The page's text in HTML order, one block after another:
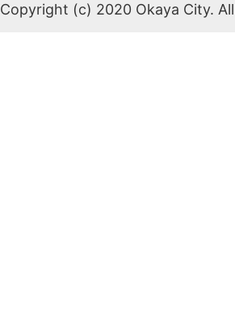
Copyright (c) 2020 Okaya City.